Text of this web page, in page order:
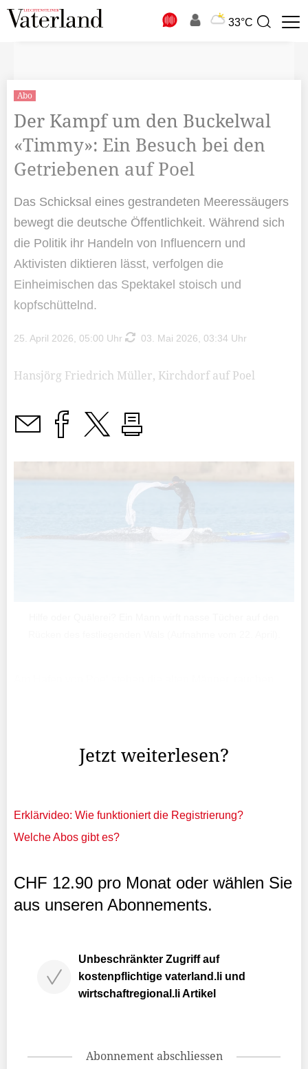
33°C
Suchbegriff
Abo
Der Kampf um den Buckelwal
«Timmy»: Ein Besuch bei den
Getriebenen auf Poel
Das Schicksal eines gestrandeten Meeressäugers
bewegt die deutsche Öffentlichkeit. Während sich
die Politik ihr Handeln von Influencern und
Aktivisten diktieren lässt, verfolgen die
Einheimischen das Spektakel stoisch und
kopfschüttelnd.
25. April 2026, 05:00 Uhr 03. Mai 2026, 03:34 Uhr
Hansjörg Friedrich Müller, Kirchdorf auf Poel
Jetzt weiterlesen?
Erklärvideo: Wie funktioniert die Registrierung?
Welche Abos gibt es?
CHF 12.90 pro Monat oder wählen Sie
aus unseren Abonnements.
Unbeschränkter Zugriff auf
kostenpflichtige vaterland.li und
wirtschaftregional.li Artikel
Abonnement abschliessen